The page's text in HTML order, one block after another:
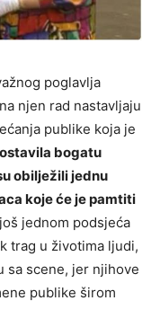
poglavlja
njen rad nastavljaju
publike koja je
bogatu
obilježili jednu
koje će je pamtiti
jednom podsjeća
trag u životima ljudi,
sa scene, jer njihove
publike širom